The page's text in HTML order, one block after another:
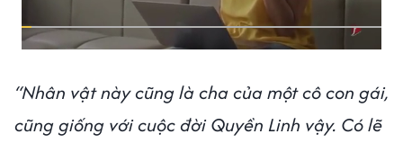
“Nhân vật này cũng là cha của một cô con gái,
cũng giống với cuộc đời Quyền Linh vậy. Có lẽ